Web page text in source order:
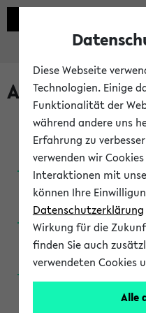
Archivierte
Anglistik: British and
(Einschreibung bis WiSe
Anglistik: British and
(Einschreibung bis SoSe
Anglistik: British and
(Einschreibung bis SoSe
Anglistik: British and
(Einschreibung bis SoSe
Diese Webseite
Technologien. Einige
Funktionalität der
während andere uns
Erfahrung zu
verwenden wir
Interaktionen mit
können Ihre
Datenschutzerklärung
Wirkung für die
finden Sie auch
verwendeten Cookies
Alle